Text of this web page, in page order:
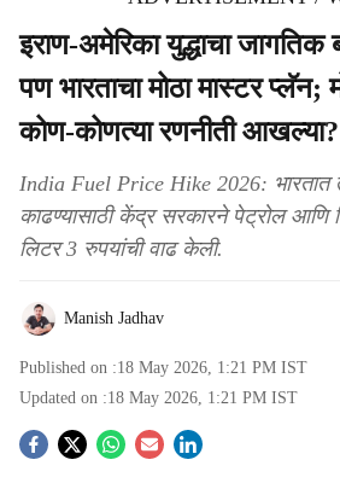
इराण-अमेरिका युद्धाचा जागतिक
पण भारताचा मोठा मास्टर प्लॅन;
कोण-कोणत्या रणनीती आखल्या?
India Fuel Price Hike 2026: भारतात
काढण्यासाठी केंद्र सरकारने पेट्रोल आणि
लिटर 3 रुपयांची वाढ केली.
Manish Jadhav
Published on :18 May 2026, 1:21 PM IST
Updated on :18 May 2026, 1:21 PM IST
S